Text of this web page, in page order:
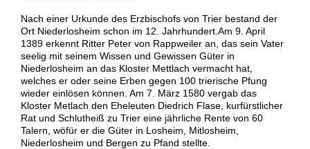
Nach einer Urkunde des Erzbischofs von Trier bestand der
Ort Niederlosheim schon im 12. Jahrhundert.Am 9. April
1389 erkennt Ritter Peter von Rappweiler an, das sein Vater
seelig mit seinem Wissen und Gewissen Güter in
Niederlosheim an das Kloster Mettlach vermacht hat,
welches er oder seine Erben gegen 100 trierische Pfung
wieder einlösen können. Am 7. März 1580 vergab das
Kloster Metlach den Eheleuten Diedrich Flase, kurfürstlicher
Rat und Schlutheiß zu Trier eine jährliche Rente von 60
Talern, wöfür er die Güter in Losheim, Mitlosheim,
Niederlosheim und Bergen zu Pfand stellte.